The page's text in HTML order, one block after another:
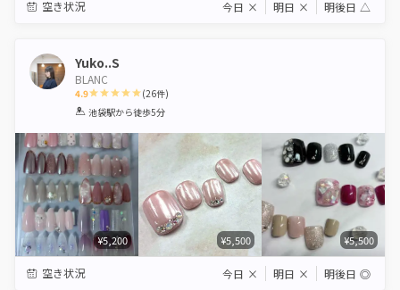
空き状況 今日 × 明日 × 明後日 △
Yuko..S
BLANC
4.9
1 2 3 4 5
(26件)
池袋駅から徒歩5分
¥5,200 ¥5,500 ¥5,500
空き状況 今日 × 明日 × 明後日 ◎